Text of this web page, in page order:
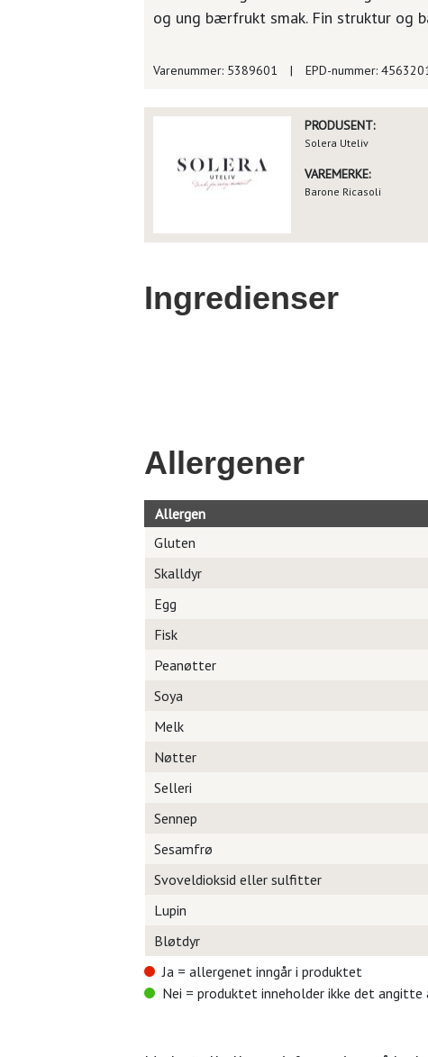
og ung bærfrukt smak. Fin struktur og
Varenummer: 5389601 | EPD-nummer:
PRODUSENT:
Solera Uteliv
VAREMERKE:
Barone Ricasoli
Ingredienser
Allergener
Allergen
Gluten
Skalldyr
Egg
Fisk
Peanøtter
Soya
Melk
Nøtter
Selleri
Sennep
Sesamfrø
Svoveldioksid eller sulfitter
Lupin
Bløtdyr
Ja = allergenet inngår i produktet
Nei = produktet inneholder ikke det